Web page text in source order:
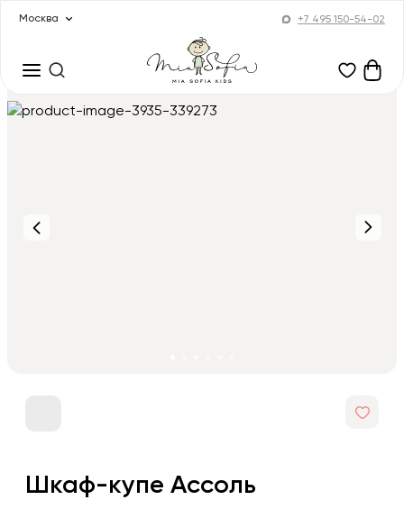
Москва +7 495 150-54-02
Шкаф-купе Ассоль